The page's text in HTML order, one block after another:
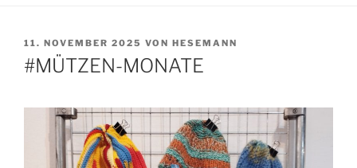
VERÖFFENTLICHT
AM
11. NOVEMBER 2025 VON HESEMANN
#MÜTZEN-MONATE